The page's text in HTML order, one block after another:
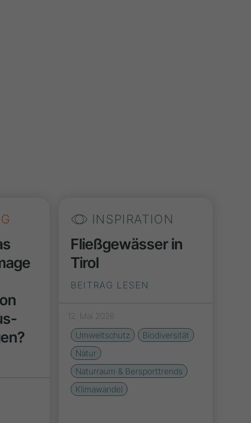
INSPIRATION
Fließgewässer in
Tirol
BEITRAG LESEN
12. Mai 2026
Umweltschutz
Biodiversität
Natur
Naturraum & Bersporttrends
Klimawandel